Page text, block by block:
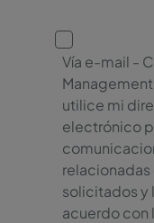
Vía e-mail -
utilice mi
electrónico
solicitados y
acuerdo con